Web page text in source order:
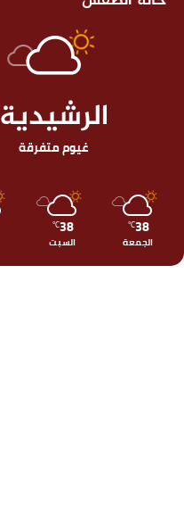
الرشيدية
غيوم متفرقة
38
℃
الجمعة
38
℃
السبت